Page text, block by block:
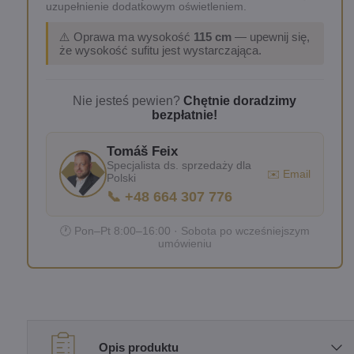
uzupełnienie dodatkowym oświetleniem.
⚠️ Oprawa ma wysokość 115 cm— upewnij się,
że wysokość sufitu jest wystarczająca.
Nie jesteś pewien?Chętnie doradzimy
bezpłatnie!
Tomáš Feix
Specjalista ds. sprzedaży dla
Polski
📞 +48 664 307 776
✉️ Email
🕐 Pon–Pt 8:00–16:00 · Sobota po wcześniejszym
umówieniu
Opis produktu